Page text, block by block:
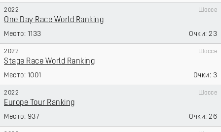
2022 Шоссе
One Day Race World Ranking
1133 23
2022 Шоссе
Stage Race World Ranking
1001 3
2022 Шоссе
Europe Tour Ranking
937 26